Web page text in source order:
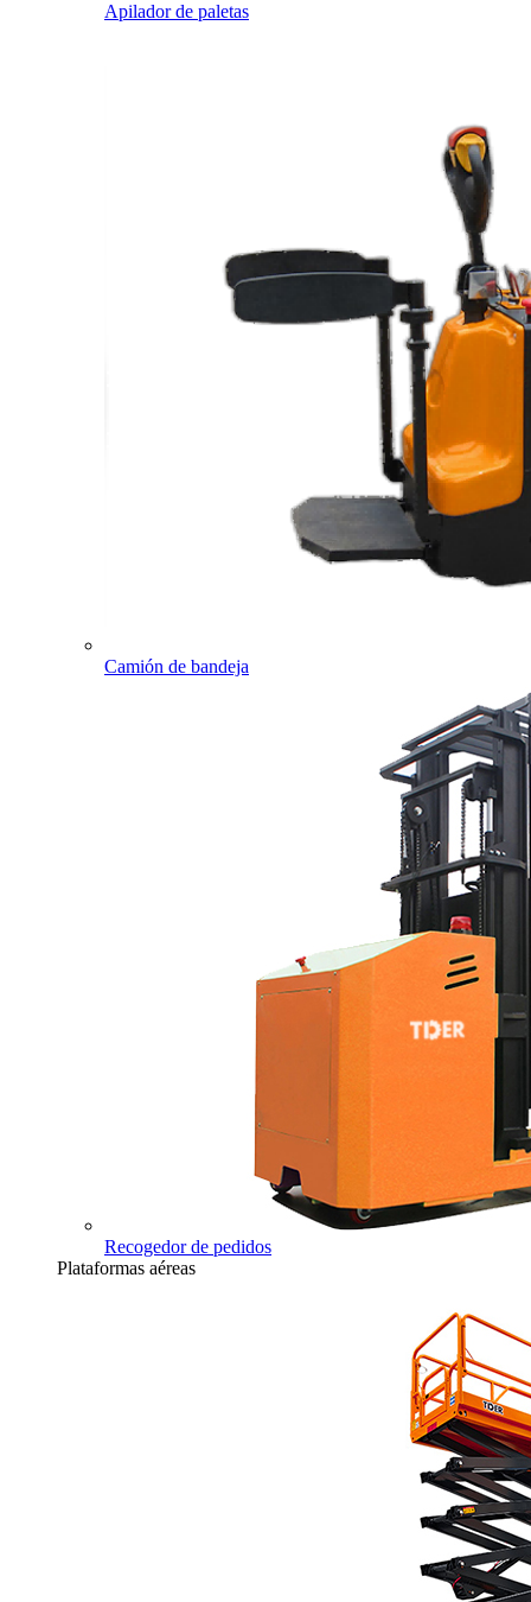
Apilador de paletas
Camión de bandeja
Recogedor de pedidos
Plataformas aéreas